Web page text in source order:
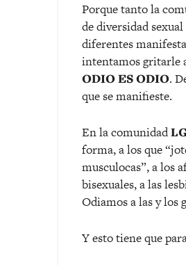
Porque tanto la
de diversidad
diferentes
intentamos gritarle
ODIO ES ODIO.
que se manifieste.
En la comunidad
forma, a los que
musculocas”, a los
bisexuales, a las
Odiamos a las y los
Y esto tiene que